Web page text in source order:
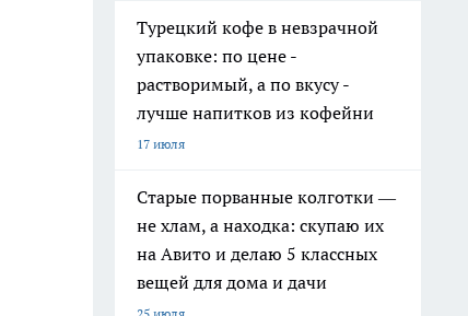
Турецкий кофе в невзрачной
упаковке: по цене -
растворимый, а по вкусу -
лучше напитков из кофейни
17 июля
Старые порванные колготки —
не хлам, а находка: скупаю их
на Авито и делаю 5 классных
вещей для дома и дачи